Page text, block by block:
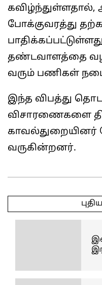
கவிழ்ந்துள்ளதால்,
போக்குவரத்து
தண்டவாளத்தை
வரும் பணிகள்
இந்த விபத்து
விசாரணைகளை
வருகின்றனர்.
06-